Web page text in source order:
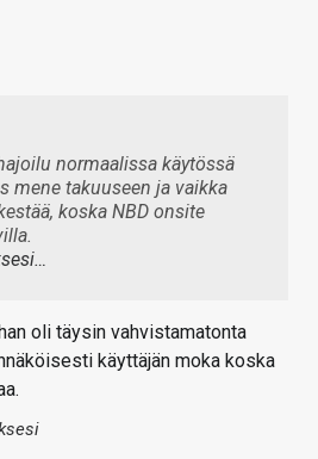
normaalissa käytössä
mene takuuseen ja vaikka
koska NBD onsite
oli täysin vahvistamatonta
käyttäjän moka koska